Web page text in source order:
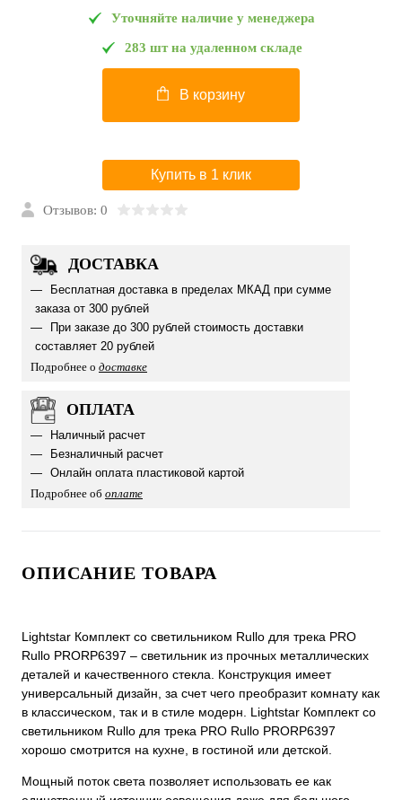
Уточняйте наличие у менеджера
283 шт на удаленном складе
В корзину
Купить в 1 клик
Отзывов: 0
ДОСТАВКА
Бесплатная доставка в пределах МКАД при сумме
заказа от 300 рублей
При заказе до 300 рублей стоимость доставки
составляет 20 рублей
Подробнее о доставке
ОПЛАТА
Наличный расчет
Безналичный расчет
Онлайн оплата пластиковой картой
Подробнее об оплате
ОПИСАНИЕ ТОВАРА
Lightstar Комплект со светильником Rullo для трека PRO
Rullo PRORP6397 – светильник из прочных металлических
деталей и качественного стекла. Конструкция имеет
универсальный дизайн, за счет чего преобразит комнату как
в классическом, так и в стиле модерн. Lightstar Комплект со
светильником Rullo для трека PRO Rullo PRORP6397
хорошо смотрится на кухне, в гостиной или детской.
Мощный поток света позволяет использовать ее как